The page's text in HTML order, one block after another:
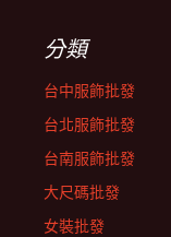
分類
台中服飾批發
台北服飾批發
台南服飾批發
大尺碼批發
女裝批發